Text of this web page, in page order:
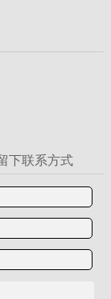
下联系方式